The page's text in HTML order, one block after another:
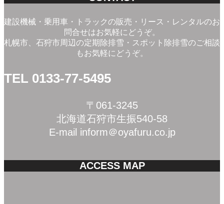
建設機械・乗用車・トラックの販売・リース・レンタルのお
問合せはお気軽にどうぞ。
札幌市、石狩市周辺の定期除排雪・スポット除排雪のご相談
もお気軽にどうぞ。
TEL 0133-77-5495
〒061-3245
北海道石狩市生振540-58
E-mail inform＠oyafuru.co.jp
ACCESS MAP